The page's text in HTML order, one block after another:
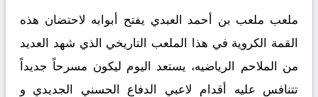
ملعب ملعب بن أحمد العبدي يفتح أبوابه لاحتضان هذه
القمة الكروية في هذا الملعب التاريخي الذي شهد العديد
من الملاحم الرياضيه، يستعد اليوم ليكون مسرحاً جديداً
تتنافس عليه أقدام لاعبي الدفاع الحسني الجديدي و